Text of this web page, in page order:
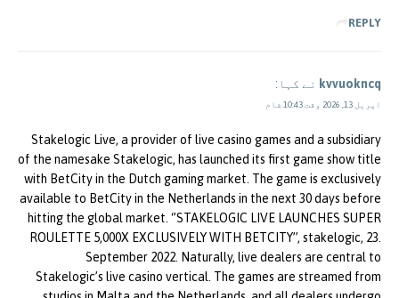
REPLY
kvvuokncq نے کہا:
اپریل 13, 2026 وقت 10:43 شام
Stakelogic Live, a provider of live casino games and a subsidiary
of the namesake Stakelogic, has launched its first game show title
with BetCity in the Dutch gaming market. The game is exclusively
available to BetCity in the Netherlands in the next 30 days before
hitting the global market. ‘’STAKELOGIC LIVE LAUNCHES SUPER
ROULETTE 5,000X EXCLUSIVELY WITH BETCITY’’, stakelogic, 23.
September 2022. Naturally, live dealers are central to
Stakelogic’s live casino vertical. The games are streamed from